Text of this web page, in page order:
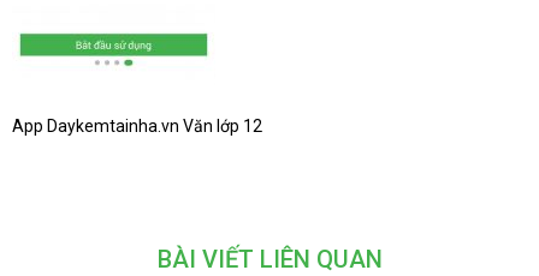
App Daykemtainha.vn Văn lớp 12
BÀI VIẾT LIÊN QUAN